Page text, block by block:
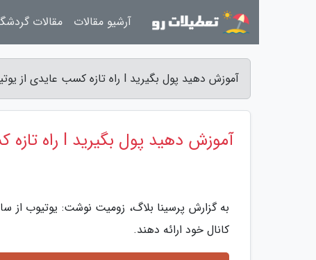
آموزش دهید پول بگیرید l راه تازه کسب عایدی از یوتیوب - پرسینا بلاگ
آموزش دهید پول بگیرید l راه تازه کسب عایدی از یوتیوب
به گزارش پرسینا بلاگ، زومیت نوشت: یوتیوب از
کانال خود ارائه دهند.
آرشیو مقالات مقالات